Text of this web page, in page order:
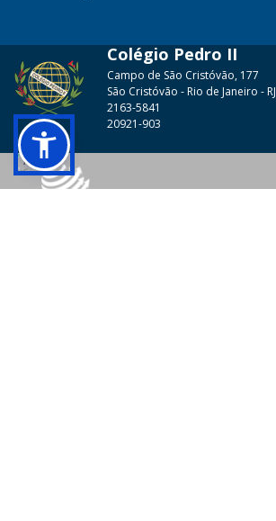
Colégio Pedro II
Campo de São Cristóvão, 177
São Cristóvão - Rio de Janeiro - RJ
2163-5841
20921-903